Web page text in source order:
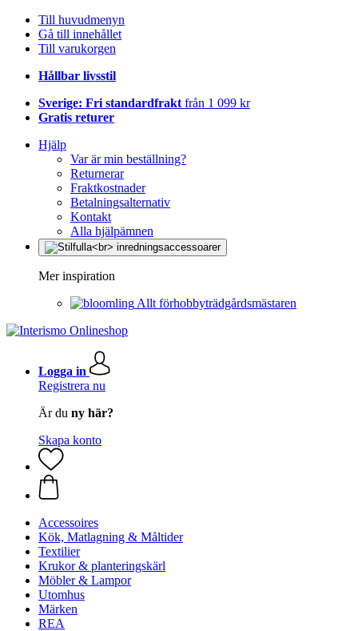
Till huvudmenyn
Gå till innehållet
Till varukorgen
Hållbar livsstil
Sverige: Fri standardfrakt från 1 099 kr
Gratis returer
Hjälp
Var är min beställning?
Returnerar
Fraktkostnader
Betalningsalternativ
Kontakt
Alla hjälpämnen
Mer inspiration
Allt förhobbyträdgårdsmästaren
Logga in
Registrera nu
Är du ny här?
Skapa konto
Accessoires
Kök, Matlagning & Måltider
Textilier
Krukor & planteringskärl
Möbler & Lampor
Utomhus
Märken
REA